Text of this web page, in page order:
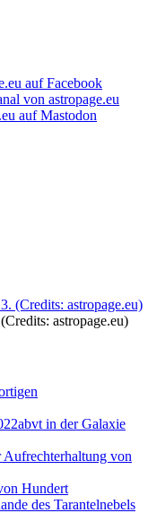
astropage.eu)
in der Galaxie
von
Hundert
des Tarantelnebels